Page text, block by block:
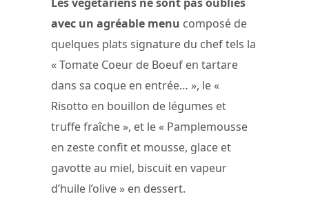
avec un agréable menu composé de
quelques plats signature du chef tels la
« Tomate Coeur de Boeuf en tartare
dans sa coque en entrée… », le «
Risotto en bouillon de légumes et
truffe fraîche », et le « Pamplemousse
en zeste confit et mousse, glace et
gavotte au miel, biscuit en vapeur
d’huile l’olive » en dessert.